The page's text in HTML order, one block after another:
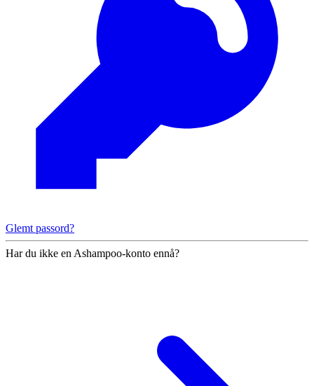
Glemt passord?
Har du ikke en Ashampoo-konto ennå?